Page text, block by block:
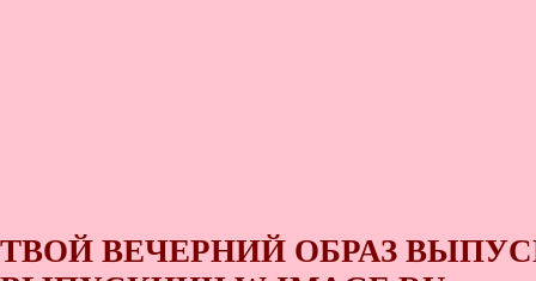
ТВОЙ ВЕЧЕРНИЙ ОБРАЗ